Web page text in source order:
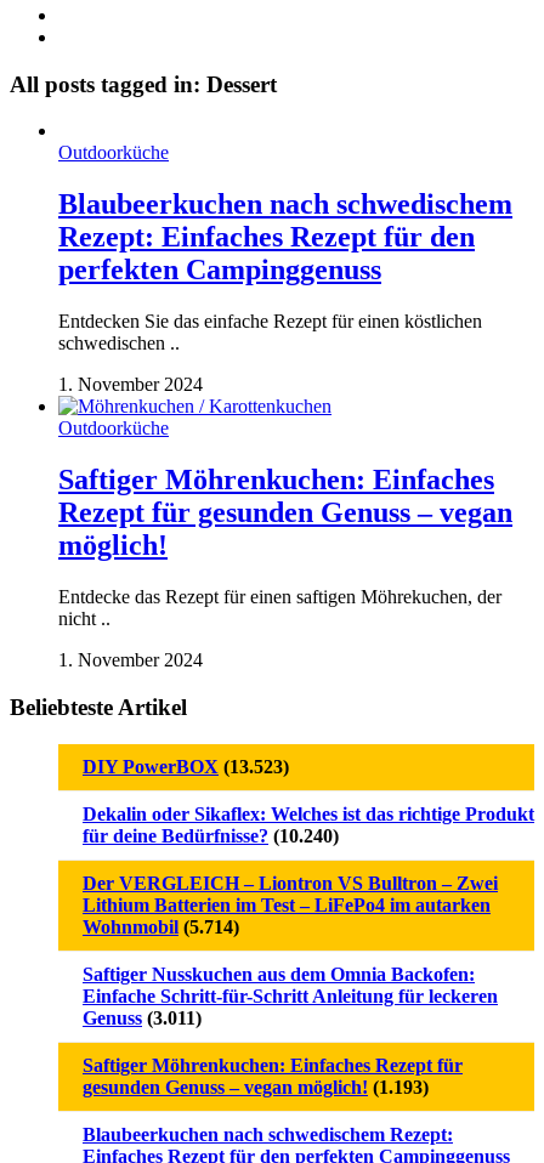
All posts tagged in: Dessert
Outdoorküche
Blaubeerkuchen nach schwedischem
Rezept: Einfaches Rezept für den
perfekten Campinggenuss
Entdecken Sie das einfache Rezept für einen köstlichen
schwedischen ..
1. November 2024
Outdoorküche
Saftiger Möhrenkuchen: Einfaches
Rezept für gesunden Genuss – vegan
möglich!
Entdecke das Rezept für einen saftigen Möhrekuchen, der
nicht ..
1. November 2024
Beliebteste Artikel
DIY PowerBOX (13.523)
Dekalin oder Sikaflex: Welches ist das richtige Produkt
für deine Bedürfnisse? (10.240)
Der VERGLEICH – Liontron VS Bulltron – Zwei
Lithium Batterien im Test – LiFePo4 im autarken
Wohnmobil (5.714)
Saftiger Nusskuchen aus dem Omnia Backofen:
Einfache Schritt-für-Schritt Anleitung für leckeren
Genuss (3.011)
Saftiger Möhrenkuchen: Einfaches Rezept für
gesunden Genuss – vegan möglich! (1.193)
Blaubeerkuchen nach schwedischem Rezept:
Einfaches Rezept für den perfekten Campinggenuss